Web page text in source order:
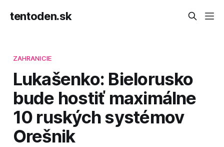
tentoden.sk
ZAHRANICIE
Lukašenko: Bielorusko
bude hostiť maximálne
10 ruských systémov
Orešnik